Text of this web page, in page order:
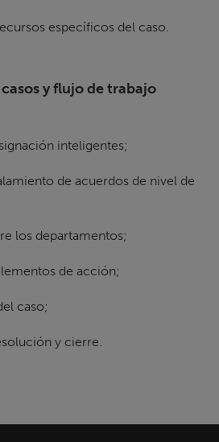
específicos del caso.
y flujo de trabajo
inteligentes;
de acuerdos de nivel de
los departamentos;
de acción;
caso;
y cierre.